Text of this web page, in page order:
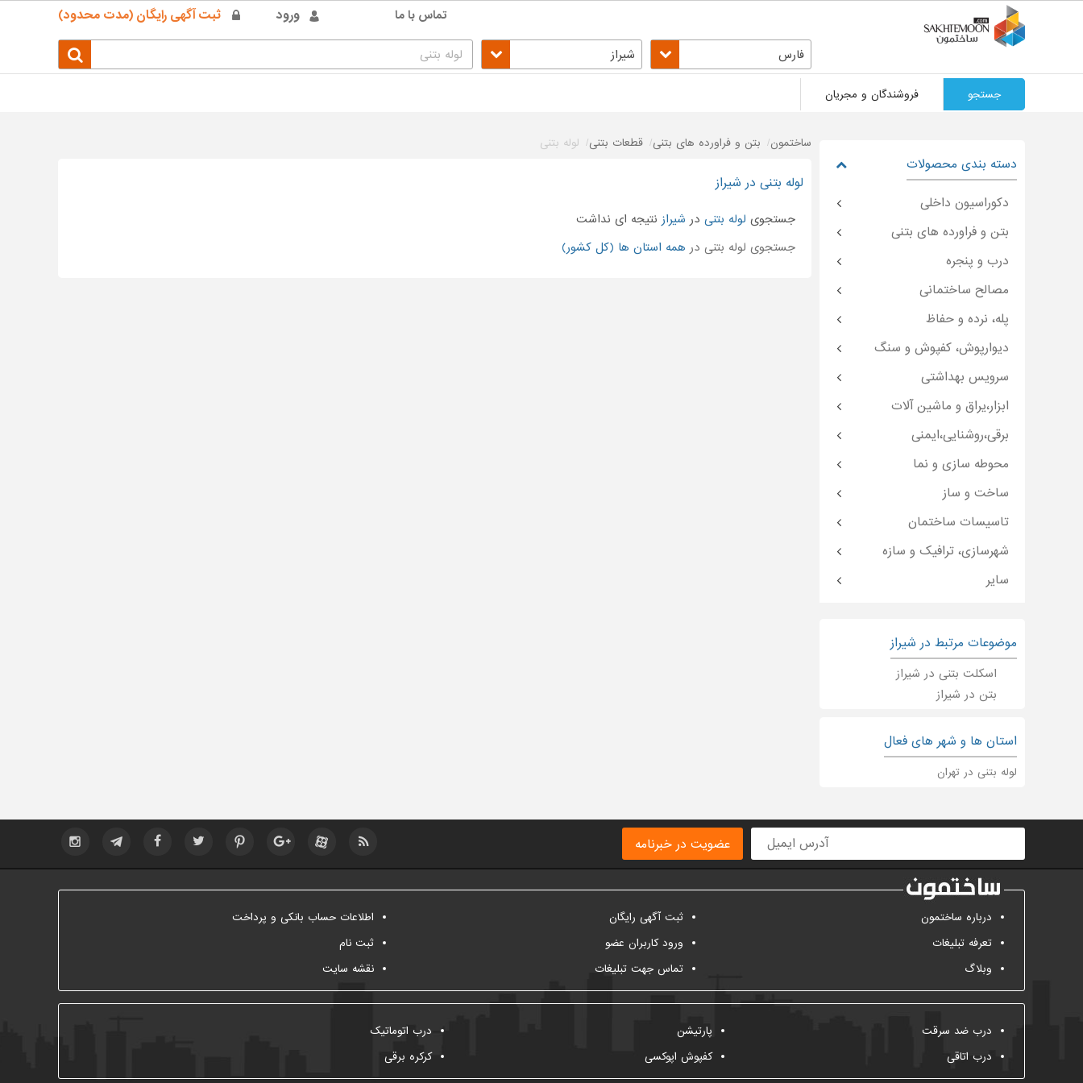
ورود ثبت آگهی رایگان (مدت محدود) تماس با ما
فارس شیراز
جستجو فروشندگان و مجریان
ساختمون بتن و فراورده های بتنی قطعات بتنی لوله بتنی
لوله بتنی در شیراز
جستجوی لوله بتنی در شیراز نتیجه ای نداشت
جستجوی لوله بتنی در همه استان ها (کل کشور)
دسته بندی محصولات
دکوراسیون داخلی
بتن و فراورده های بتنی
درب و پنجره
مصالح ساختمانی
پله، نرده و حفاظ
دیوارپوش، کفپوش و سنگ
سرویس بهداشتی
ابزار،یراق و ماشین آلات
برقی،روشنایی،ایمنی
محوطه سازی و نما
ساخت و ساز
تاسیسات ساختمان
شهرسازی، ترافیک و سازه
سایر
موضوعات مرتبط در شیراز
اسکلت بتنی در شیراز
بتن در شیراز
استان ها و شهر های فعال
لوله بتنی در تهران
عضویت در خبرنامه
درباره ساختمون
تعرفه تبلیغات
وبلاگ
ثبت آگهی رایگان
ورود کاربران عضو
تماس جهت تبلیغات
اطلاعات حساب بانکی و پرداخت
ثبت نام
نقشه سایت
درب ضد سرقت
درب اتاقی
پارتیشن
کفپوش اپوکسی
درب اتوماتیک
کرکره برقی